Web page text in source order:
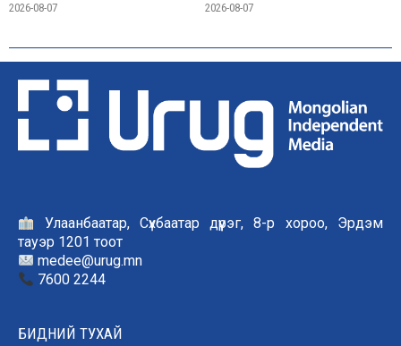
2026-08-07 2026-08-07
Улаанбаатар, Сүхбаатар дүүрэг, 8-р хороо, Эрдэм
тауэр 1201 тоот
medee@urug.mn
7600 2244
БИДНИЙ ТУХАЙ